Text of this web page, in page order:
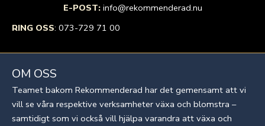
E-POST: info@rekommenderad.nu
RING OSS: 073-729 71 00
OM OSS
Teamet bakom Rekommenderad har det gemensamt att vi
vill se våra respektive verksamheter växa och blomstra –
samtidigt som vi också vill hjälpa varandra att växa och